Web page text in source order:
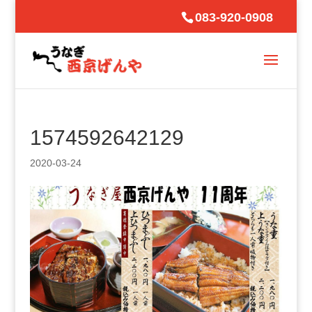
083-920-0908
1574592642129
2020-03-24